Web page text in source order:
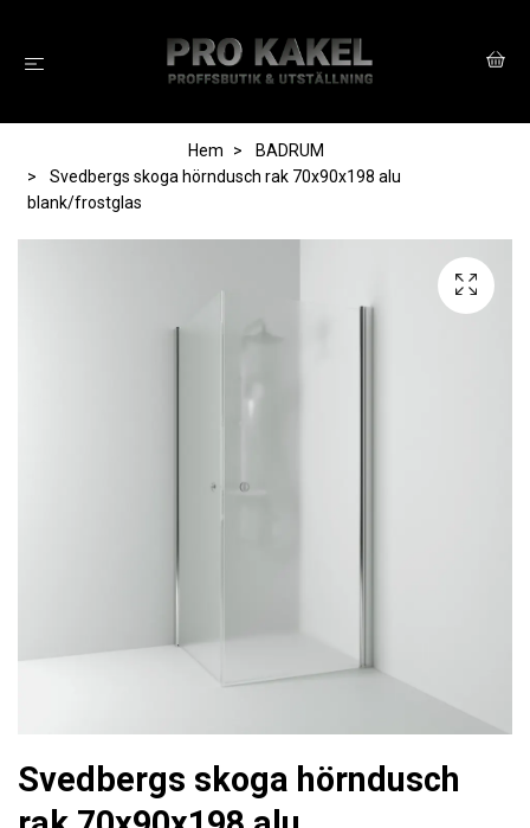
Hem
BADRUM
Svedbergs skoga hörndusch rak 70x90x198 alu
blank/frostglas
Svedbergs skoga hörndusch